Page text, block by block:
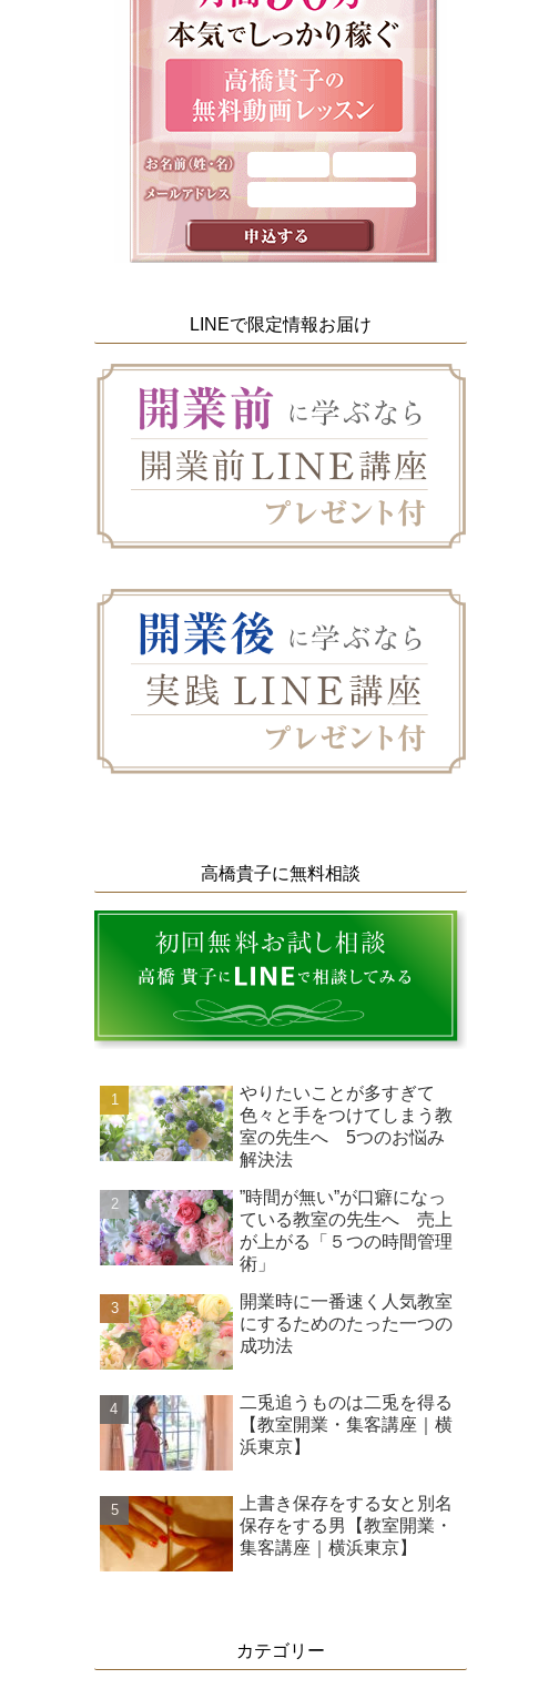
LINEで限定情報お届け
高橋貴子に無料相談
やりたいことが多すぎて
色々と手をつけてしまう教
室の先生へ 5つのお悩み
解決法
”時間が無い”が口癖になっ
ている教室の先生へ 売上
が上がる「５つの時間管理
術」
開業時に一番速く人気教室
にするためのたった一つの
成功法
二兎追うものは二兎を得る
【教室開業・集客講座｜横
浜東京】
上書き保存をする女と別名
保存をする男【教室開業・
集客講座｜横浜東京】
カテゴリー